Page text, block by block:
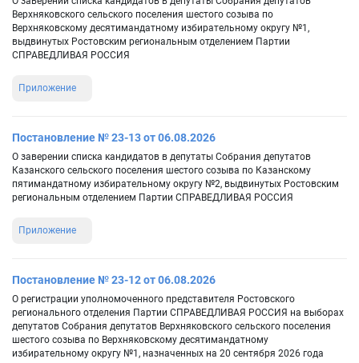
Верхняковского сельского поселения шестого созыва по
Верхняковскому десятимандатному избирательному округу №1,
выдвинутых Ростовским региональным отделением Партии
СПРАВЕДЛИВАЯ РОССИЯ
Приложение
Постановление № 23-13 от 06.08.2026
О заверении списка кандидатов в депутаты Собрания депутатов
Казанского сельского поселения шестого созыва по Казанскому
пятимандатному избирательному округу №2, выдвинутых Ростовским
региональным отделением Партии СПРАВЕДЛИВАЯ РОССИЯ
Приложение
Постановление № 23-12 от 06.08.2026
О регистрации уполномоченного представителя Ростовского
регионального отделения Партии СПРАВЕДЛИВАЯ РОССИЯ на выборах
депутатов Собрания депутатов Верхняковского сельского поселения
шестого созыва по Верхняковскому десятимандатному
избирательному округу №1, назначенных на 20 сентября 2026 года